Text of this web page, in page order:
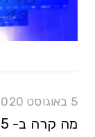
5 באוגוסט 2020
מה קרה ב- 5 באוגוסט 2020 בבורסאות?